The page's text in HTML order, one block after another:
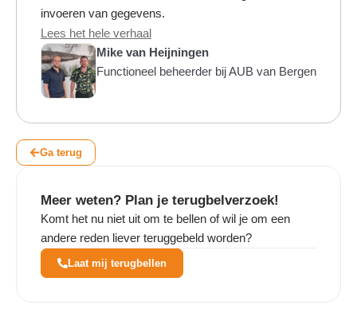
invoeren van gegevens.
Lees het hele verhaal
Mike van Heijningen
Functioneel beheerder bij AUB van Bergen
Ga terug
Meer weten? Plan je terugbelverzoek!
Komt het nu niet uit om te bellen of wil je om een
andere reden liever teruggebeld worden?
Laat mij terugbellen